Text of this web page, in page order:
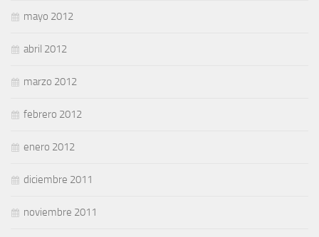
mayo 2012
abril 2012
marzo 2012
febrero 2012
enero 2012
diciembre 2011
noviembre 2011